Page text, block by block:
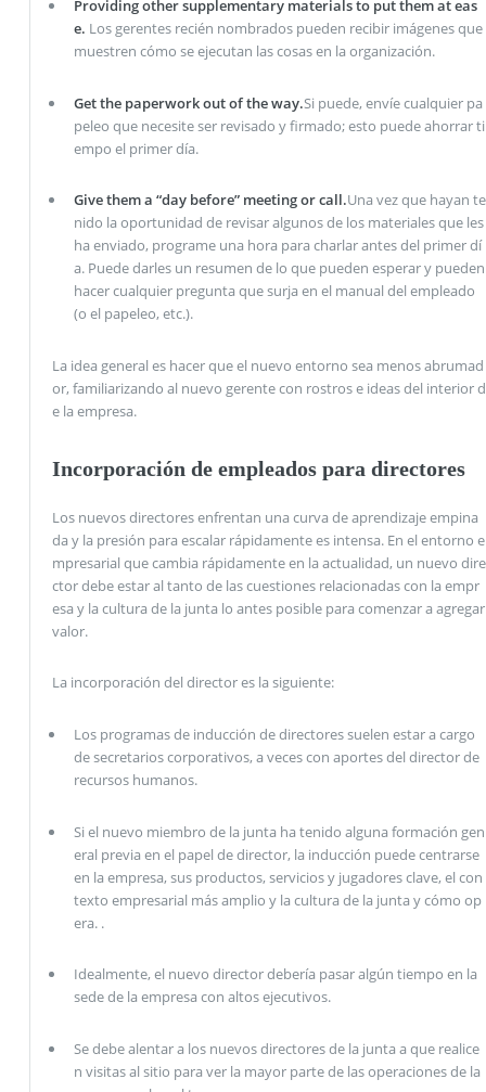
Providing other supplementary materials to put them at eas
e. Los gerentes recién nombrados pueden recibir imágenes que
muestren cómo se ejecutan las cosas en la organización.
Get the paperwork out of the way.Si puede, envíe cualquier pa
peleo que necesite ser revisado y firmado; esto puede ahorrar ti
empo el primer día.
Give them a “day before” meeting or call.Una vez que hayan te
nido la oportunidad de revisar algunos de los materiales que les
ha enviado, programe una hora para charlar antes del primer dí
a. Puede darles un resumen de lo que pueden esperar y pueden
hacer cualquier pregunta que surja en el manual del empleado
(o el papeleo, etc.).
La idea general es hacer que el nuevo entorno sea menos abrumad
or, familiarizando al nuevo gerente con rostros e ideas del interior d
e la empresa.
Incorporación de empleados para directores
Los nuevos directores enfrentan una curva de aprendizaje empina
da y la presión para escalar rápidamente es intensa. En el entorno e
mpresarial que cambia rápidamente en la actualidad, un nuevo dire
ctor debe estar al tanto de las cuestiones relacionadas con la empr
esa y la cultura de la junta lo antes posible para comenzar a agregar
valor.
La incorporación del director es la siguiente:
Los programas de inducción de directores suelen estar a cargo
de secretarios corporativos, a veces con aportes del director de
recursos humanos.
Si el nuevo miembro de la junta ha tenido alguna formación gen
eral previa en el papel de director, la inducción puede centrarse
en la empresa, sus productos, servicios y jugadores clave, el con
texto empresarial más amplio y la cultura de la junta y cómo op
era. .
Idealmente, el nuevo director debería pasar algún tiempo en la
sede de la empresa con altos ejecutivos.
Se debe alentar a los nuevos directores de la junta a que realice
n visitas al sitio para ver la mayor parte de las operaciones de la